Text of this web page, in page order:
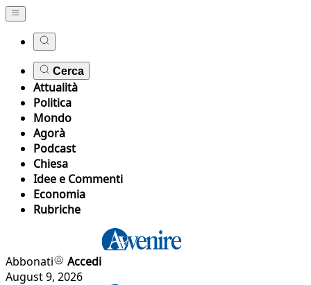
Cerca
Attualità
Politica
Mondo
Agorà
Podcast
Chiesa
Idee e Commenti
Economia
Rubriche
Abbonati
Accedi
August 9, 2026